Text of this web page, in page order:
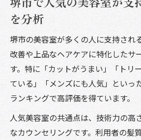
を分析
堺市の美容室が多くの人に支持され
改善や上品なヘアケアに特化したサ
す。特に「カットがうまい」「トリ
ている」「メンズにも人気」といっ
ランキングで高評価を得ています。
人気美容室の共通点は、技術力の高
なカウンセリングです。利用者の髪